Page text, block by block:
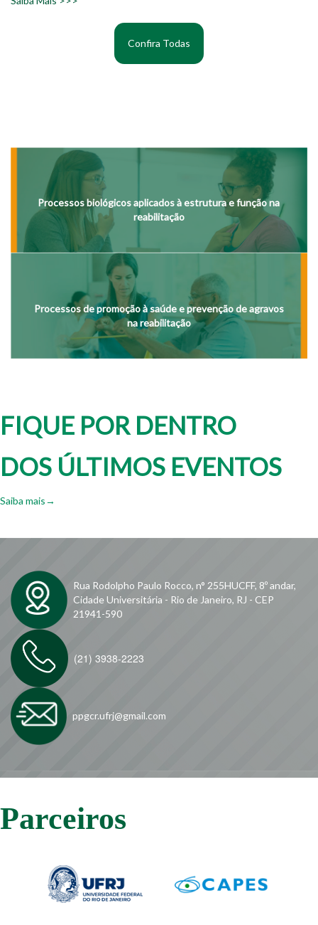
Confira Todas
Processos biológicos aplicados à estrutura e função na
reabilitação
Processos de promoção à saúde e prevenção de agravos
na reabilitação
FIQUE POR DENTRO
DOS ÚLTIMOS EVENTOS
Saiba mais→
Rua Rodolpho Paulo Rocco, n° 255HUCFF, 8º andar,
Cidade Universitária - Rio de Janeiro, RJ - CEP
21941-590
(21) 3938-2223
ppgcr.ufrj@gmail.com
Parceiros